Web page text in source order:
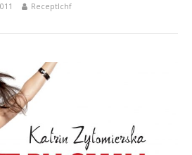
Receptlchf